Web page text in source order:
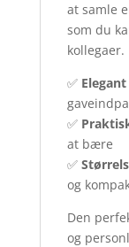
at samle
som du
kollegaer.
✅
✅
at bære
✅
og
Den
og